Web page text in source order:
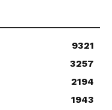
9321
3257
2194
1943